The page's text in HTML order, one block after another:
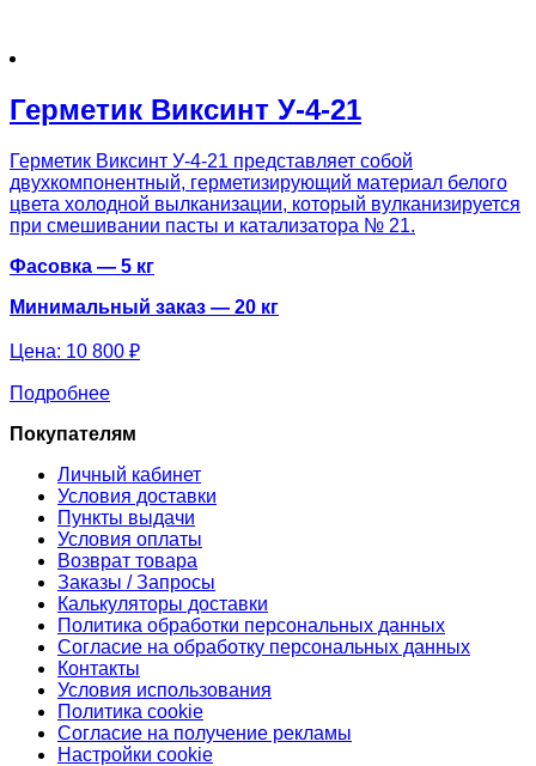
Герметик Виксинт У-4-21
Герметик Виксинт У-4-21 представляет собой
двухкомпонентный, герметизирующий материал белого
цвета холодной вылканизации, который вулканизируется
при смешивании пасты и катализатора № 21.
Фасовка — 5 кг
Минимальный заказ — 20 кг
Цена: 10 800 ₽
Подробнее
Покупателям
Личный кабинет
Условия доставки
Пункты выдачи
Условия оплаты
Возврат товара
Заказы / Запросы
Калькуляторы доставки
Политика обработки персональных данных
Согласие на обработку персональных данных
Контакты
Условия использования
Политика cookie
Согласие на получение рекламы
Настройки cookie